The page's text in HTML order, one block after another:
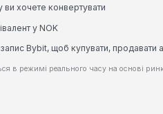
ви хочете конвертувати
у NOK
Bybit, щоб купувати, продавати
в режимі реального часу на основі